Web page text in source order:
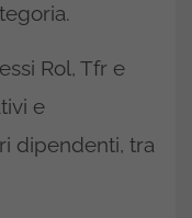
Rol, Tfr e
e
dipendenti, tra